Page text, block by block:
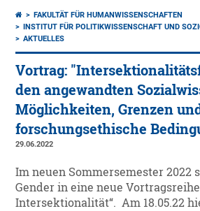
FAKULTÄT FÜR HUMANWISSENSCHAFTEN
INSTITUT FÜR POLITIKWISSENSCHAFT UND
AKTUELLES
Vortrag:
den angewandten
Möglichkeiten, Grenzen
forschungsethische
29.06.2022
Im neuen Sommersemester 2022
Gender in eine neue
Intersektionalität“. Am 18.05.22